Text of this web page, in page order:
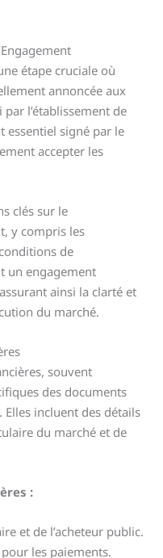
étape cruciale où
annoncée aux
l’établissement de
essentiel signé par le
accepter les
clés sur le
y compris les
de
un engagement
ainsi la clarté et
du marché.
souvent
des documents
incluent des détails
du marché et de
:
et de l’acheteur public.
pour les paiements.